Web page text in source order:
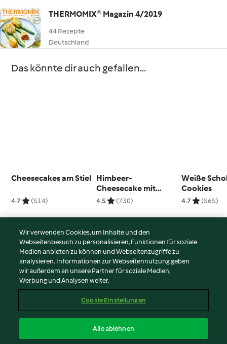
THERMOMIX® Magazin 4/2019
44 Rezepte
Deutschland
Das könnte dir auch gefallen...
Cheesecakes am Stiel
4.7 (514)
Himbeer-
Cheesecake mit
weißer Schokolade
4.5 (730)
Weiße
Cookies
4.7 (565)
© Copyright 2026
Nutzungsbedingungen
Datenschutzrichtlinien
Impressum
Inhalt melden
Wir verwenden Cookies, um Inhalte und den
Webseitenbesuch zu personalisieren, Funktionen für soziale
Medien anbieten zu können und Webseitenzugriffe zu
analysieren. Informationen zur Webseitennutzung geben
wir außerdem an unsere Partner für soziale Medien,
Werbung und Analysen weiter.
Cookie Einstellungen
Alle ablehnen